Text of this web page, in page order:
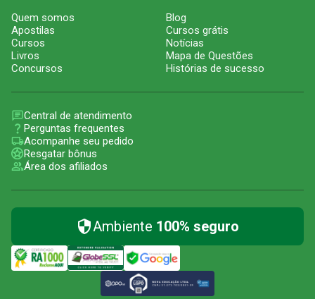
Quem somos
Apostilas
Cursos
Livros
Concursos
Blog
Cursos grátis
Notícias
Mapa de Questões
Histórias de sucesso
Central de atendimento
Perguntas frequentes
Acompanhe seu pedido
Resgatar bônus
Área dos afiliados
Ambiente 100% seguro